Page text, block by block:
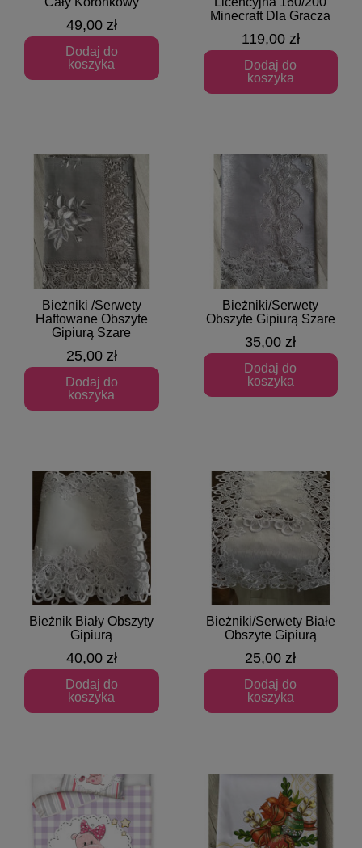
49,00 zł
Dodaj do
koszyka
Minecraft Dla Gracza
119,00 zł
Dodaj do
koszyka
Szybki podgląd
Bieżniki /Serwety
Haftowane Obszyte
Gipiurą Szare
25,00 zł
Dodaj do
koszyka
Szybki podgląd
Bieżniki/Serwety
Obszyte Gipiurą Szare
35,00 zł
Dodaj do
koszyka
Szybki podgląd
Bieżnik Biały Obszyty
Gipiurą
40,00 zł
Dodaj do
koszyka
Szybki podgląd
Bieżniki/Serwety Białe
Obszyte Gipiurą
25,00 zł
Dodaj do
koszyka